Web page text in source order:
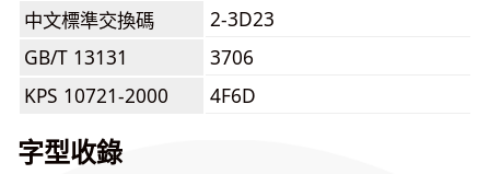
中文標準交換碼
2-3D23
GB/T 13131
3706
KPS 10721-2000
4F6D
字型收錄